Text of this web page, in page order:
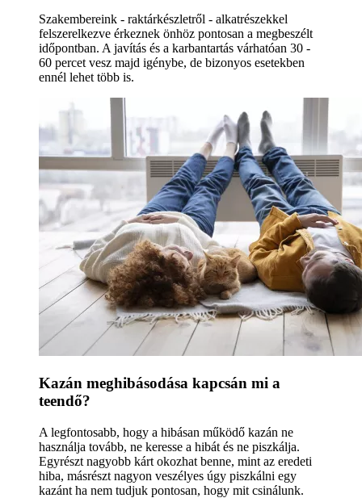
Szakembereink - raktárkészletről - alkatrészekkel
felszerelkezve érkeznek önhöz pontosan a megbeszélt
időpontban. A javítás és a karbantartás várhatóan 30 -
60 percet vesz majd igénybe, de bizonyos esetekben
ennél lehet több is.
Kazán meghibásodása kapcsán mi a
teendő?
A legfontosabb, hogy a hibásan működő kazán ne
használja tovább, ne keresse a hibát és ne piszkálja.
Egyrészt nagyobb kárt okozhat benne, mint az eredeti
hiba, másrészt nagyon veszélyes úgy piszkálni egy
kazánt ha nem tudjuk pontosan, hogy mit csinálunk.